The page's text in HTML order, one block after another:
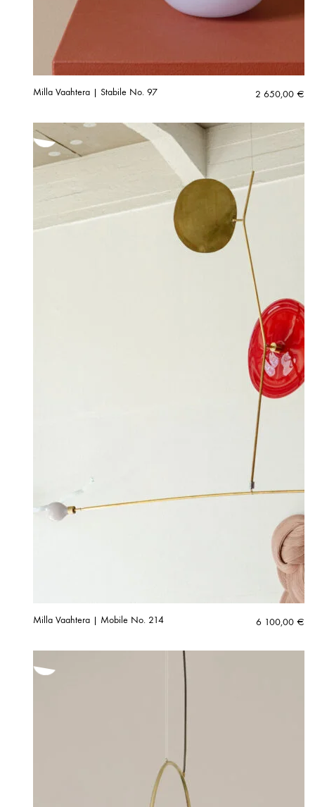
Milla Vaahtera | Stabile No. 97 2 650,00 €
Milla Vaahtera | Mobile No. 214 6 100,00 €